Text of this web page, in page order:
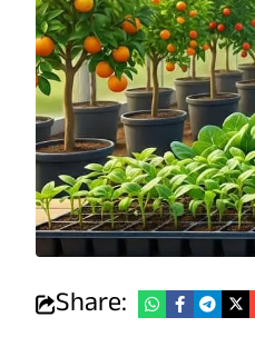
Share: